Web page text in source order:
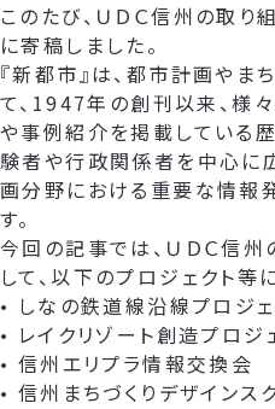
このたび、ＵＤＣ信州の取り
に寄稿しました。
『新都市』は、都市計画やま
て、1947年の創刊以来、様
や事例紹介を掲載している
験者や行政関係者を中心に
画分野における重要な情報
す。
今回の記事では、ＵＤＣ信
して、以下のプロジェクト等
• しなの鉄道線沿線プロジェ
• レイクリゾート創造プロジ
• 信州エリプラ情報交換会
• 信州まちづくりデザインス